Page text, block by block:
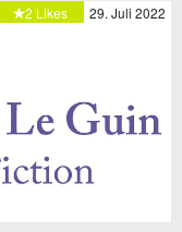
29. Juli 2022
2 Likes